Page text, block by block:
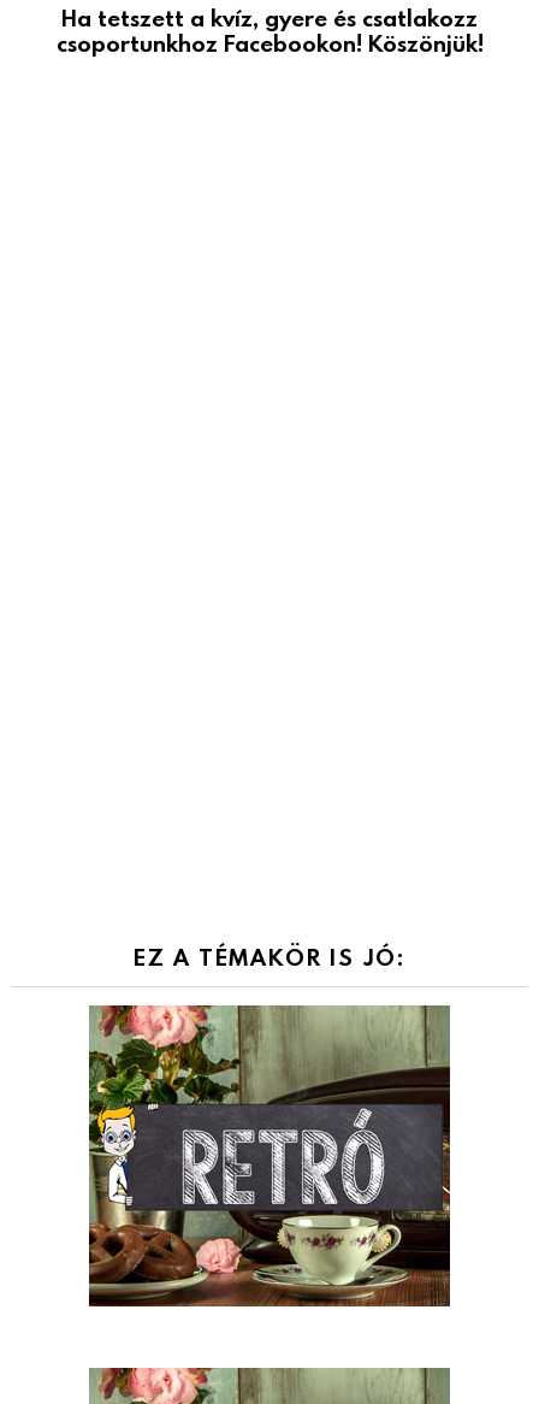
Ha tetszett a kvíz, gyere és csatlakozz
csoportunkhoz Facebookon! Köszönjük!
EZ A TÉMAKÖR IS JÓ: